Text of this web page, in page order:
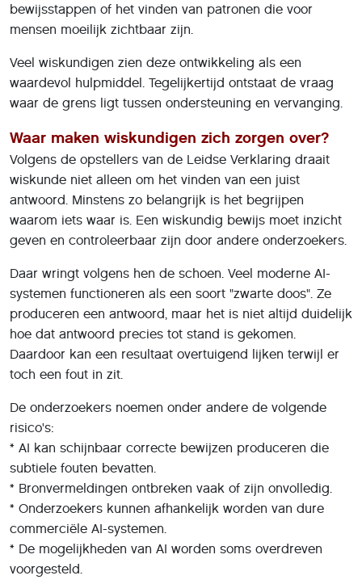
bewijsstappen of het vinden van patronen die voor
mensen moeilijk zichtbaar zijn.
Veel wiskundigen zien deze ontwikkeling als een
waardevol hulpmiddel. Tegelijkertijd ontstaat de vraag
waar de grens ligt tussen ondersteuning en vervanging.
Waar maken wiskundigen zich zorgen over?
Volgens de opstellers van de Leidse Verklaring draait
wiskunde niet alleen om het vinden van een juist
antwoord. Minstens zo belangrijk is het begrijpen
waarom iets waar is. Een wiskundig bewijs moet inzicht
geven en controleerbaar zijn door andere onderzoekers.
Daar wringt volgens hen de schoen. Veel moderne AI-
systemen functioneren als een soort "zwarte doos". Ze
produceren een antwoord, maar het is niet altijd duidelijk
hoe dat antwoord precies tot stand is gekomen.
Daardoor kan een resultaat overtuigend lijken terwijl er
toch een fout in zit.
De onderzoekers noemen onder andere de volgende
risico's:
* AI kan schijnbaar correcte bewijzen produceren die
subtiele fouten bevatten.
* Bronvermeldingen ontbreken vaak of zijn onvolledig.
* Onderzoekers kunnen afhankelijk worden van dure
commerciële AI-systemen.
* De mogelijkheden van AI worden soms overdreven
voorgesteld.